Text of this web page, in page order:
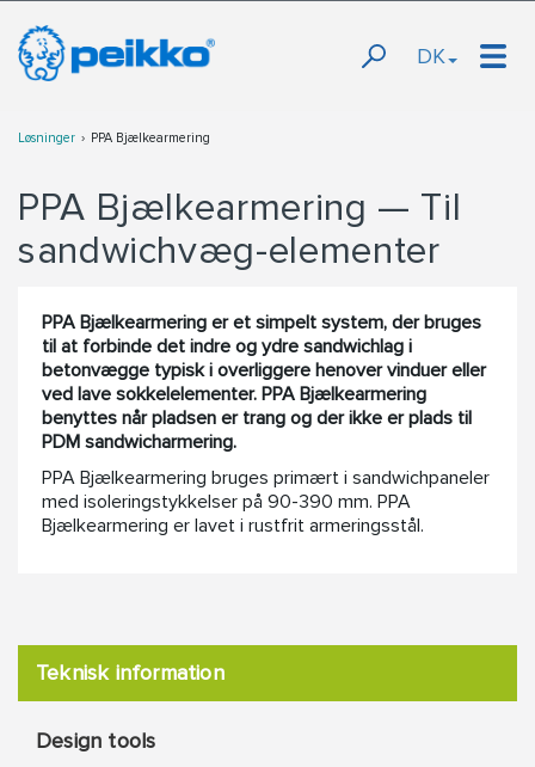
DK
Løsninger PPA Bjælkearmering
PPA Bjælkearmering — Til
sandwichvæg-elementer
PPA Bjælkearmering er et simpelt system, der bruges
til at forbinde det indre og ydre sandwichlag i
betonvægge typisk i overliggere henover vinduer eller
ved lave sokkelelementer. PPA Bjælkearmering
benyttes når pladsen er trang og der ikke er plads til
PDM sandwicharmering.
PPA Bjælkearmering bruges primært i sandwichpaneler
med isoleringstykkelser på 90-390 mm. PPA
Bjælkearmering er lavet i rustfrit armeringsstål.
Teknisk information
Design tools